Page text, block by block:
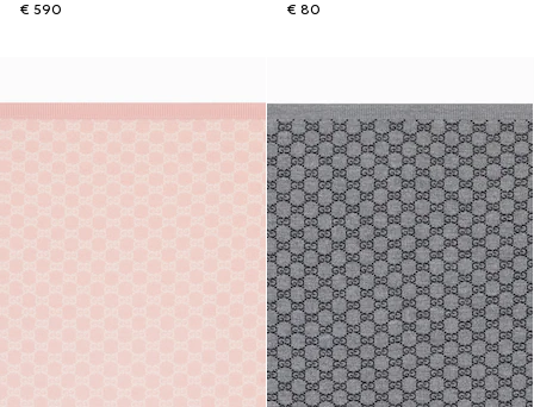
€ 590
€ 80